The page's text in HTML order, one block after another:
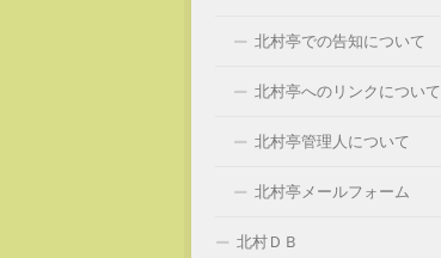
北村亭での告知について
北村亭へのリンクについて
北村亭管理人について
北村亭メールフォーム
北村ＤＢ